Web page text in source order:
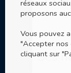
Ses
réseaux
proposons
Vous pouvez
"Accepter nos
cliquant sur